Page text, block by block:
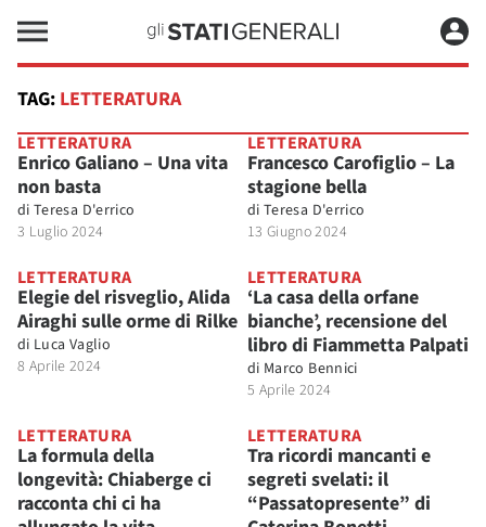
TAG: LETTERATURA
LETTERATURA
Enrico Galiano – Una vita
non basta
di Teresa D'errico
3 Luglio 2024
LETTERATURA
Francesco Carofiglio – La
stagione bella
di Teresa D'errico
13 Giugno 2024
LETTERATURA
Elegie del risveglio, Alida
Airaghi sulle orme di Rilke
di Luca Vaglio
8 Aprile 2024
LETTERATURA
‘La casa della orfane
bianche’, recensione del
libro di Fiammetta Palpati
di Marco Bennici
5 Aprile 2024
LETTERATURA
La formula della
longevità: Chiaberge ci
racconta chi ci ha
LETTERATURA
Tra ricordi mancanti e
segreti svelati: il
“Passatopresente” di